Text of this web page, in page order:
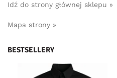
Idź do strony głównej sklepu »
Mapa strony »
BESTSELLERY